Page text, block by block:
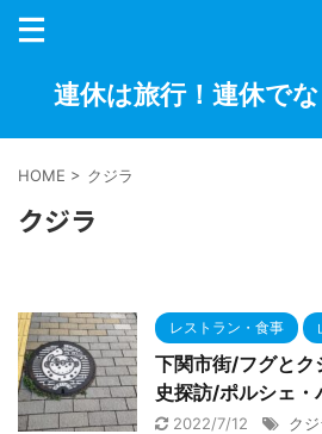
連休は旅行！連休で
HOME > クジラ
クジラ
レストラン・食事
下関市街/フグと
史探訪/ポルシェ・
2022/7/12 クジ